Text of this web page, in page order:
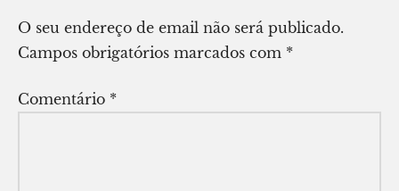
O seu endereço de email não será publicado.
Campos obrigatórios marcados com *
Comentário *